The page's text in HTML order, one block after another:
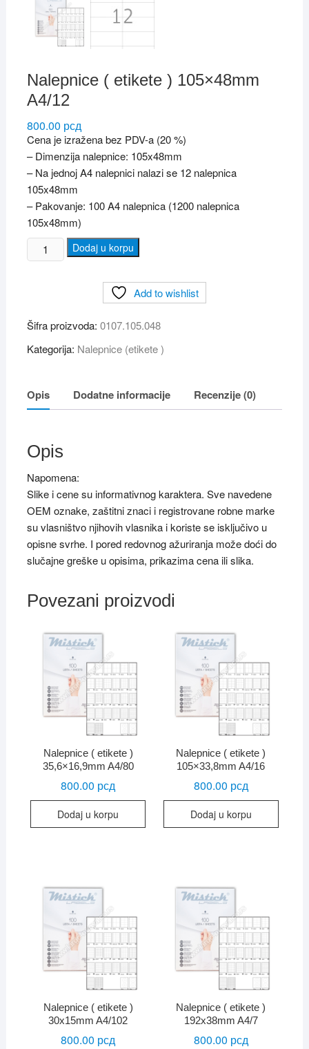
Nalepnice ( etikete ) 105×48mm
A4/12
800.00 рсд
Cena je izražena bez PDV-a (20 %)
– Dimenzija nalepnice: 105x48mm
– Na jednoj A4 nalepnici nalazi se 12 nalepnica
105x48mm
– Pakovanje: 100 A4 nalepnica (1200 nalepnica
105x48mm)
Nalepnice
(
A4/12
količina
Dodaj u korpu
Add to wishlist
Šifra proizvoda: 0107.105.048
Kategorija: Nalepnice (etikete )
Opis Dodatne informacije Recenzije (0)
Opis
Napomena:
Slike i cene su informativnog karaktera. Sve navedene
OEM oznake, zaštitni znaci i registrovane robne marke
su vlasništvo njihovih vlasnika i koriste se isključivo u
opisne svrhe. I pored redovnog ažuriranja može doći do
slučajne greške u opisima, prikazima cena ili slika.
Povezani proizvodi
Nalepnice ( etikete )
35,6×16,9mm A4/80
800.00 рсд
Dodaj u korpu
Nalepnice ( etikete )
105×33,8mm A4/16
800.00 рсд
Dodaj u korpu
Nalepnice ( etikete )
30x15mm A4/102
800.00 рсд
Nalepnice ( etikete )
192x38mm A4/7
800.00 рсд